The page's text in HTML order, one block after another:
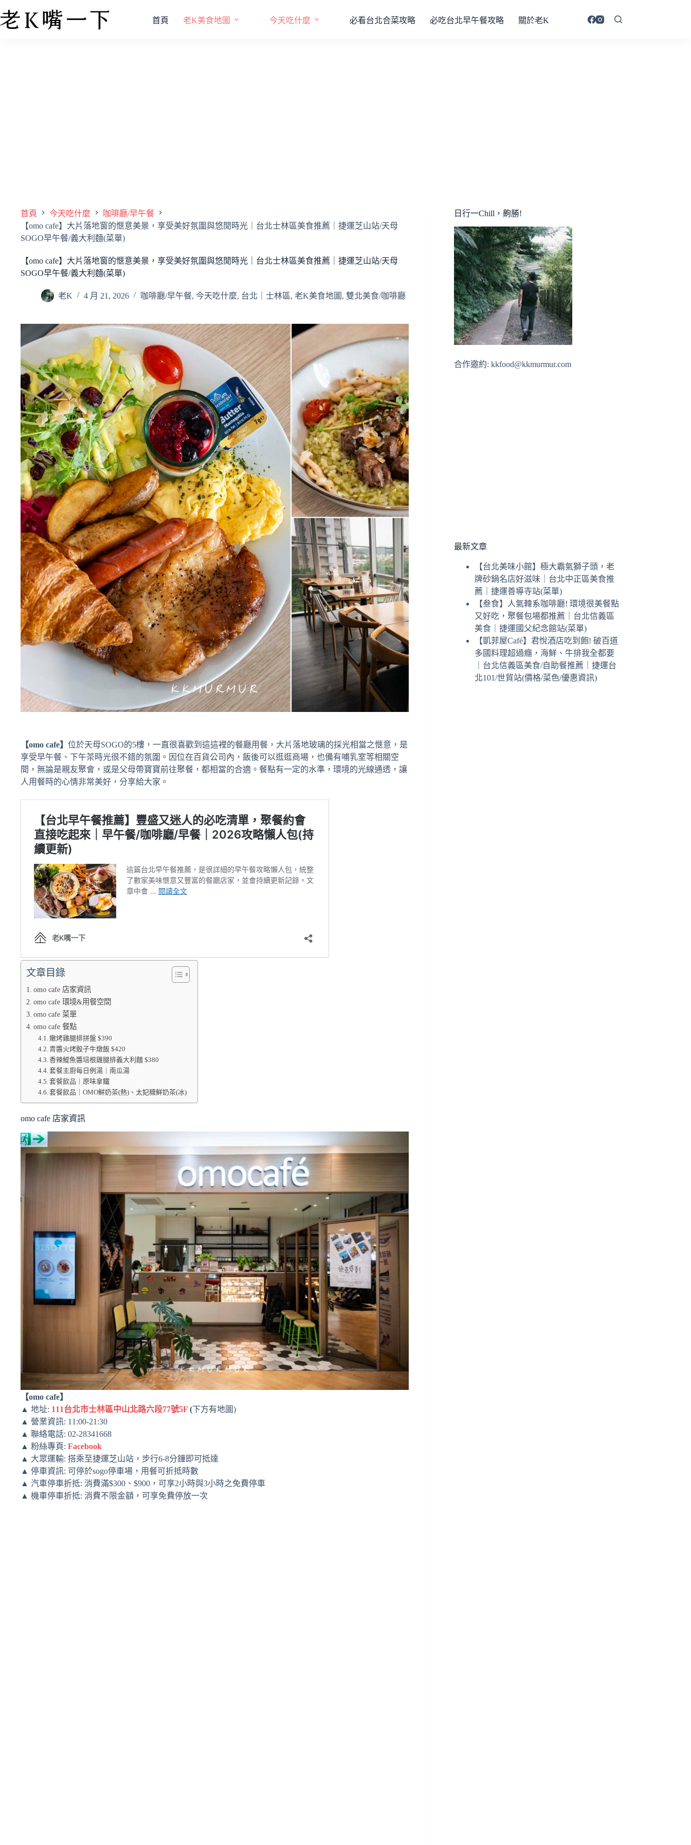
首頁 老K美食地圖 今天吃什麼 必看台北合菜攻略 必吃台北早午餐攻略 關於老K
首頁 今天吃什麼
咖啡廳/早午餐
【omo cafe】大片落地窗的愜意美景，享受美好氛圍與悠閒時光｜台北士林區美食推薦｜捷運芝山站/天母
SOGO早午餐/義大利麵(菜單)
【omo cafe】大片落地窗的愜意美景，享受美好氛圍與悠閒時光｜台北士林區美食推薦｜捷運芝山站/天母
SOGO早午餐/義大利麵(菜單)
老K 4 月 21, 2026 咖啡廳/早午餐, 今天吃什麼, 台北｜士林區, 老K美食地圖 , 雙北美食/咖啡廳
【omo cafe】 位於天母SOGO的5樓，一直很喜歡到這這裡的餐廳用餐，大片落地玻璃的採光相當之愜意，是
享受早午餐、下午茶時光很不錯的氛圍。因位在百貨公司內，飯後可以逛逛商場，也備有哺乳室等相關空
間，無論是親友聚會，或是父母帶寶寶前往聚餐，都相當的合適。餐點有一定的水準，環境的光線通透，讓
人用餐時的心情非常美好，分享給大家。
文章目錄
omo cafe 店家資訊
omo cafe 環境&用餐空間
omo cafe 菜單
omo cafe 餐點
嫩烤雞腿排拼盤 $390
青醬火烤骰子牛燉飯 $420
香辣鯷魚醬培根雞腿排義大利麵 $380
套餐主廚每日例湯｜南瓜湯
套餐飲品｜原味拿鐵
套餐飲品｜OMO鮮奶茶(熱)、太妃糖鮮奶茶(冰)
omo cafe 店家資訊
【omo cafe】
▲ 地址: 111台北市士林區中山北路六段77號5F (下方有地圖)
▲ 營業資訊: 11:00-21:30
▲ 聯絡電話: 02-28341668
▲ 粉絲專頁: Facebook
▲ 大眾運輸: 搭乘至捷運芝山站，步行6-8分鐘即可抵達
▲ 停車資訊: 可停於sogo停車場，用餐可折抵時數
▲ 汽車停車折抵: 消費滿$300、$900，可享2小時與3小時之免費停車
▲ 機車停車折抵: 消費不限金額，可享免費停放一次
日行一Chill，齁勝!
合作邀約: kkfood@kkmurmur.com
最新文章
【台北美味小館】極大霸氣獅子頭，老
牌砂鍋名店好滋味｜台北中正區美食推
薦｜捷運善導寺站(菜單)
【叁食】人氣韓系咖啡廳! 環境很美餐點
又好吃，聚餐包場都推薦｜台北信義區
美食｜捷運國父紀念館站(菜單)
【凱菲屋Café】君悅酒店吃到飽! 破百道
多國料理超過癮，海鮮、牛排我全都要
｜台北信義區美食/自助餐推薦｜捷運台
北101/世貿站(價格/菜色/優惠資訊)